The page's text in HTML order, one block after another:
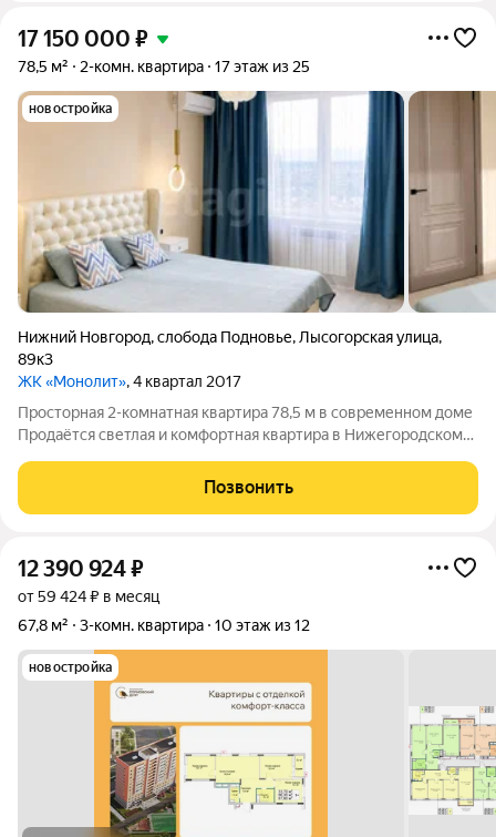
17 150 000 ₽
78,5 м² 2-комн. квартира 17 этаж из 25
новостройка
Нижний Новгород,слобода Подновье, Лысогорская улица,
89к3
ЖК «Монолит», 4 квартал 2017
Просторная 2-комнатная квартира 78,5 м в современном доме
Продаётся светлая и комфортная квартира в Нижегородском
постройки, квартира расположена на 17 этаже из 20 много
света, воздуха и
Позвонить
12 390 924₽
от 59 424 ₽ в месяц
67,8 м²
3-комн. квартира 10 этаж из 12
новостройка